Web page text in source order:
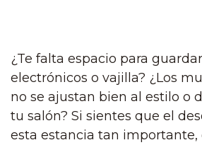
¿Te falta espacio para
electrónicos o vajilla? ¿Los
no se ajustan bien al estilo o
tu salón? Si sientes que el
esta estancia tan